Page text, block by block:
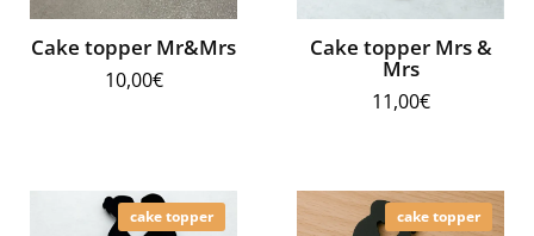
Cake topper Mr&Mrs
10,00€
Cake topper Mrs &
Mrs
11,00€
cake topper cake topper